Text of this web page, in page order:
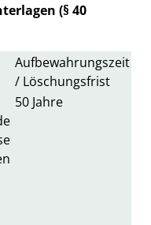
(§ 40
Aufbewahrungszeit
/ Löschungsfrist
50 Jahre